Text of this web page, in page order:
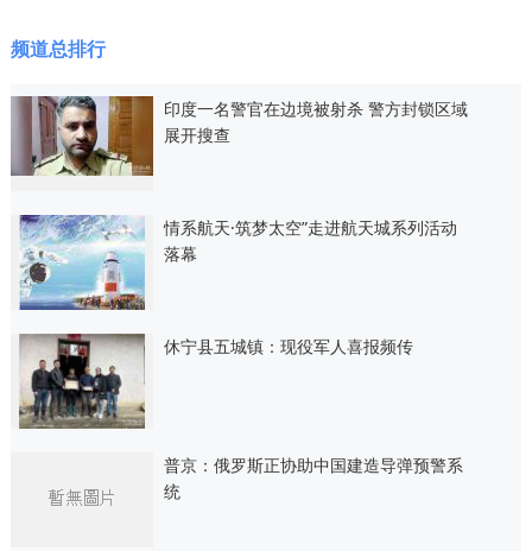
频道总排行
印度一名警官在边境被射杀 警方封锁区域
展开搜查
情系航天·筑梦太空”走进航天城系列活动
落幕
休宁县五城镇：现役军人喜报频传
普京：俄罗斯正协助中国建造导弹预警系
统